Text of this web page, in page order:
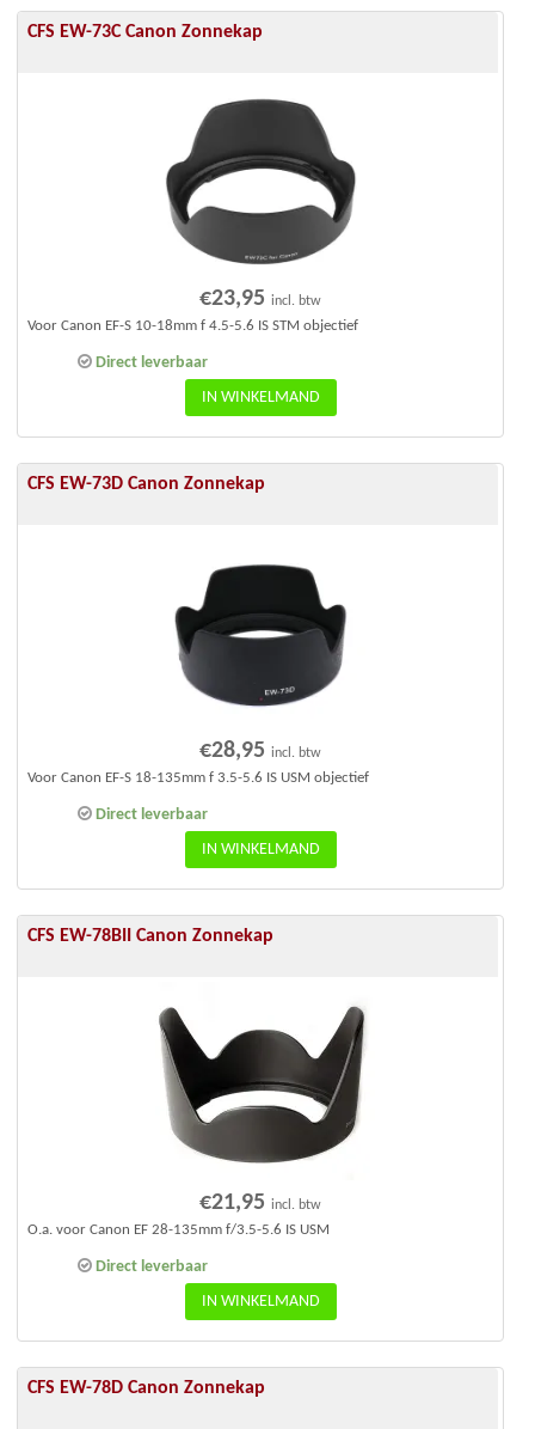
CFS EW-73C Canon Zonnekap
€23,95 incl. btw
Direct leverbaar
Voor Canon EF-S 10-18mm f 4.5-5.6 IS STM objectief
IN WINKELMAND
CFS EW-73D Canon Zonnekap
€28,95 incl. btw
Direct leverbaar
Voor Canon EF-S 18-135mm f 3.5-5.6 IS USM objectief
IN WINKELMAND
CFS EW-78BII Canon Zonnekap
€21,95 incl. btw
Direct leverbaar
O.a. voor Canon EF 28-135mm f/3.5-5.6 IS USM
IN WINKELMAND
CFS EW-78D Canon Zonnekap